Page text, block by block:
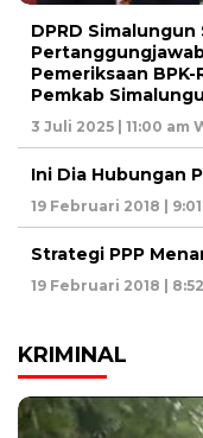
DPRD
Pemeriksaan
Pemkab
3 Juli 2025 | 11:00 am
Ini Dia Hubungan
19 Februari 2018 |
Strategi PPP
19 Februari 2018 |
KRIMINAL